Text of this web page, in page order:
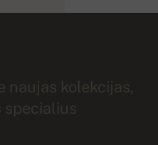
naujas kolekcijas,
specialius